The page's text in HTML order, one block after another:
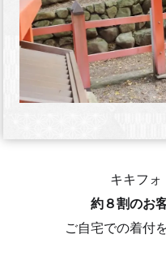
キキフォ
約８割のお
ご自宅での着付